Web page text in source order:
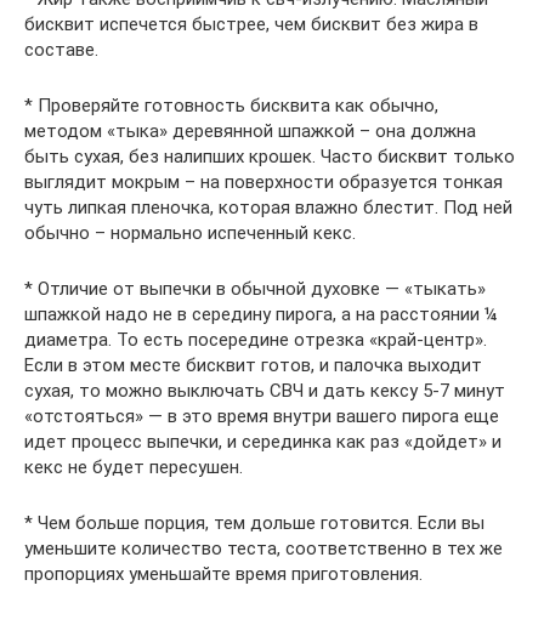
бисквит испечется быстрее, чем бисквит без жира в
составе.
* Проверяйте готовность бисквита как обычно,
методом «тыка» деревянной шпажкой – она должна
быть сухая, без налипших крошек. Часто бисквит только
выглядит мокрым – на поверхности образуется тонкая
чуть липкая пленочка, которая влажно блестит. Под ней
обычно – нормально испеченный кекс.
* Отличие от выпечки в обычной духовке — «тыкать»
шпажкой надо не в середину пирога, а на расстоянии ¼
диаметра. То есть посередине отрезка «край-центр».
Если в этом месте бисквит готов, и палочка выходит
сухая, то можно выключать СВЧ и дать кексу 5-7 минут
«отстояться» — в это время внутри вашего пирога еще
идет процесс выпечки, и серединка как раз «дойдет» и
кекс не будет пересушен.
* Чем больше порция, тем дольше готовится. Если вы
уменьшите количество теста, соответственно в тех же
пропорциях уменьшайте время приготовления.